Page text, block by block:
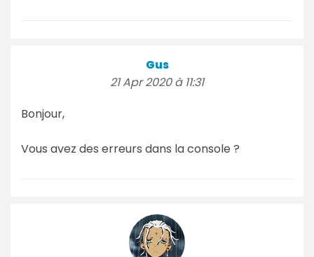
Gus
21 Apr 2020 à 11:31
Bonjour,
Vous avez des erreurs dans la console ?